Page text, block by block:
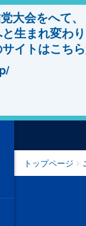
大会をへて、
生まれ変わり
イトはこち
トップページ